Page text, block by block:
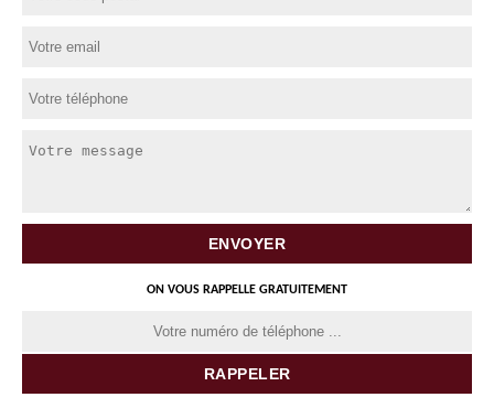
ON VOUS RAPPELLE GRATUITEMENT